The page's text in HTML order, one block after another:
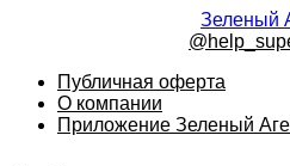
Зеленый
Публичная оферта
О компании
Приложение Зеленый